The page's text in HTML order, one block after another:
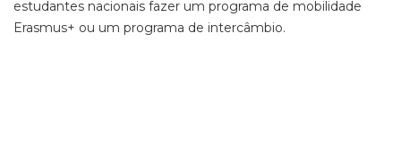
estudantes nacionais fazer um programa de mobilidade
Erasmus+ ou um programa de intercâmbio.